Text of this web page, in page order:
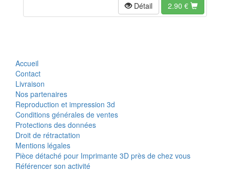
Détail 2.90 €
Accueil
Contact
Livraison
Nos partenaires
Reproduction et impression 3d
Conditions générales de ventes
Protections des données
Droit de rétractation
Mentions légales
Pièce détaché pour Imprimante 3D près de chez vous
Référencer son activité